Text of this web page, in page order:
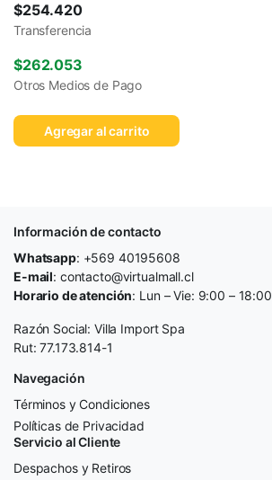
$254.420
Transferencia
$262.053
Otros Medios de Pago
Agregar al carrito
Información de contacto
Whatsapp: +569 40195608
E-mail: contacto@virtualmall.cl
Horario de atención: Lun – Vie: 9:00 – 18:00
Razón Social: Villa Import Spa
Rut: 77.173.814-1
Navegación
Términos y Condiciones
Políticas de Privacidad
Servicio al Cliente
Despachos y Retiros